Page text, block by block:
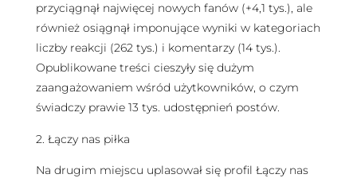
przyciągnął najwięcej nowych fanów (+4,1 tys.), ale
również osiągnął imponujące wyniki w kategoriach
liczby reakcji (262 tys.) i komentarzy (14 tys.).
Opublikowane treści cieszyły się dużym
zaangażowaniem wśród użytkowników, o czym
świadczy prawie 13 tys. udostępnień postów.
2. Łączy nas piłka
Na drugim miejscu uplasował się profil Łączy nas